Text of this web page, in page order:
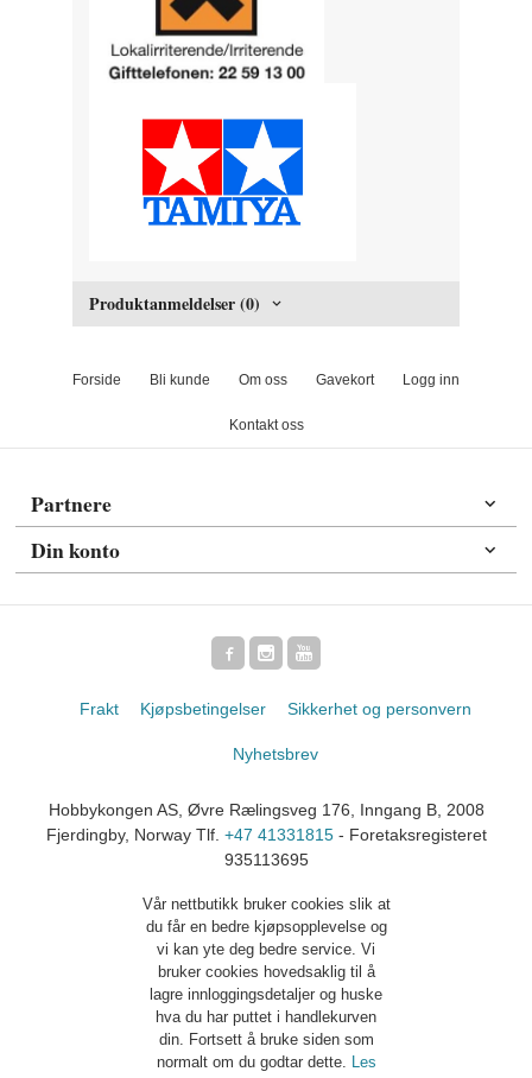
Produktanmeldelser (0)
Forside Bli kunde Om oss Gavekort Logg inn
Kontakt oss
Partnere
Din konto
Frakt Kjøpsbetingelser Sikkerhet og personvern
Nyhetsbrev
Hobbykongen AS, Øvre Rælingsveg 176, Inngang B, 2008
Fjerdingby, Norway Tlf. +47 41331815- Foretaksregisteret
935113695
Vår nettbutikk bruker cookies slik at
du får en bedre kjøpsopplevelse og
vi kan yte deg bedre service. Vi
bruker cookies hovedsaklig til å
lagre innloggingsdetaljer og huske
hva du har puttet i handlekurven
din. Fortsett å bruke siden som
normalt om du godtar dette. Les